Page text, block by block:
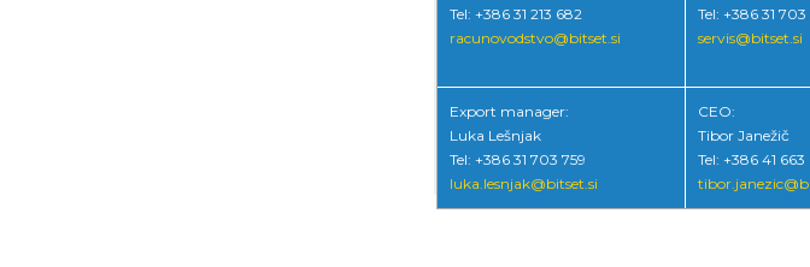
Tel: +386 31 213 682
racunovodstvo@bitset.si
Tel: +386 31 703
servis@bitset.si
Export manager:
Luka Lešnjak
Tel: +386 31 703 759
luka.lesnjak@bitset.si
CEO:
Tibor Janežič
Tel: +386 41 663